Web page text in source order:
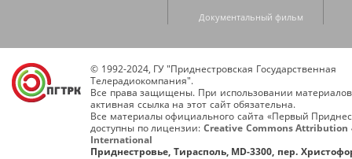
Документальный фильм
© 1992-2024, ГУ "Приднестровская Государственная
Телерадиокомпания".
Все права защищены. При использовании
активная ссылка на этот сайт обязательна.
Все материалы официального сайта «Первый
доступны по лицензии: Creative Commons Attribution
International
Приднестровье, Тирасполь, MD-3300, пер.